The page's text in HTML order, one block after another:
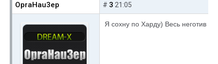
OpraHau3ep # 3 21:05
Я сохну по Харду) Весь неготив